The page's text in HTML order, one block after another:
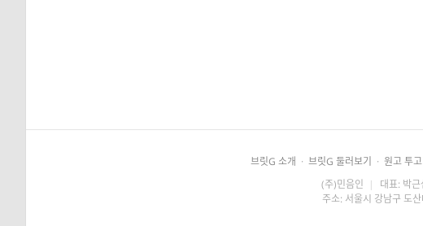
브릿G 소개 · 브릿G 둘러보기 · 원고 투고
(주)민음인 | 대표: 박근
주소: 서울시 강남구 도